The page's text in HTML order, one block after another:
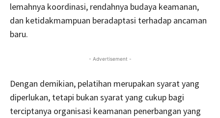
lemahnya koordinasi, rendahnya budaya keamanan,
dan ketidakmampuan beradaptasi terhadap ancaman
baru.
- Advertisement -
Dengan demikian, pelatihan merupakan syarat yang
diperlukan, tetapi bukan syarat yang cukup bagi
terciptanya organisasi keamanan penerbangan yang